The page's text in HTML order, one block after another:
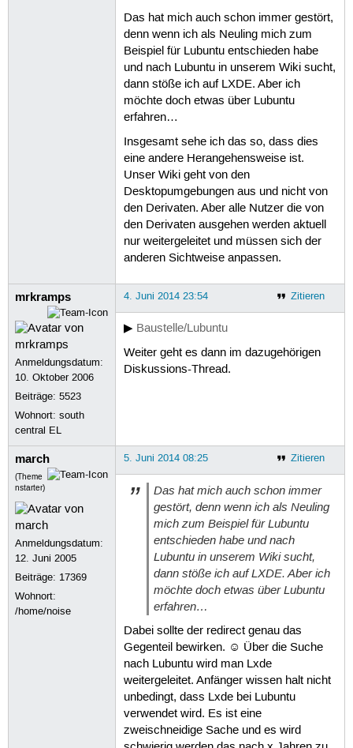
Das hat mich auch schon immer gestört,
denn wenn ich als Neuling mich zum
Beispiel für Lubuntu entschieden habe
und nach Lubuntu in unserem Wiki sucht,
dann stöße ich auf LXDE. Aber ich
möchte doch etwas über Lubuntu
erfahren…
Insgesamt sehe ich das so, dass dies
eine andere Herangehensweise ist.
Unser Wiki geht von den
Desktopumgebungen aus und nicht von
den Derivaten. Aber alle Nutzer die von
den Derivaten ausgehen werden aktuell
nur weitergeleitet und müssen sich der
anderen Sichtweise anpassen.
mrkramps
Anmeldungsdatum:
10. Oktober 2006
Beiträge:5523
Wohnort: south
central EL
Zitieren
4. Juni 2014 23:54
▶ Baustelle/Lubuntu
Weiter geht es dann im dazugehörigen
Diskussions-Thread.
march
(Theme
nstarter)
Anmeldungsdatum:
12. Juni 2005
Beiträge: 17369
Wohnort:
/home/noise
Zitieren
5. Juni 2014 08:25
Das hat mich auch schon immer
gestört, denn wenn ich als Neuling
mich zum Beispiel für Lubuntu
entschieden habe und nach
Lubuntu in unserem Wiki sucht,
dann stöße ich auf LXDE. Aber ich
möchte doch etwas über Lubuntu
erfahren…
Dabei sollte der redirect genau das
Gegenteil bewirken. ☺ Über die Suche
nach Lubuntu wird man Lxde
weitergeleitet. Anfänger wissen halt nicht
unbedingt, dass Lxde bei Lubuntu
verwendet wird. Es ist eine
zweischneidige Sache und es wird